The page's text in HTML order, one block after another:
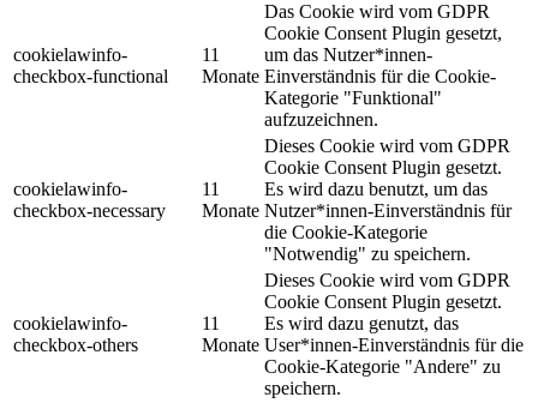
cookielawinfo-
checkbox-functional
11
Monate
Das Cookie wird vom GDPR
Cookie Consent Plugin gesetzt,
um das Nutzer*innen-
Einverständnis für die Cookie-
Kategorie "Funktional"
aufzuzeichnen.
cookielawinfo-
checkbox-necessary
11
Monate
Dieses Cookie wird vom GDPR
Cookie Consent Plugin gesetzt.
Es wird dazu benutzt, um das
Nutzer*innen-Einverständnis für
die Cookie-Kategorie
"Notwendig" zu speichern.
cookielawinfo-
checkbox-others
11
Monate
Dieses Cookie wird vom GDPR
Cookie Consent Plugin gesetzt.
Es wird dazu genutzt, das
User*innen-Einverständnis für die
Cookie-Kategorie "Andere" zu
speichern.